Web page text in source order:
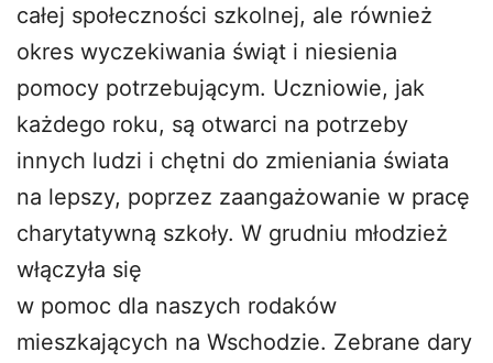
całej społeczności szkolnej, ale również
okres wyczekiwania świąt i niesienia
pomocy potrzebującym. Uczniowie, jak
każdego roku, są otwarci na potrzeby
innych ludzi i chętni do zmieniania świata
na lepszy, poprzez zaangażowanie w pracę
charytatywną szkoły. W grudniu młodzież
włączyła się
w pomoc dla naszych rodaków
mieszkających na Wschodzie. Zebrane dary